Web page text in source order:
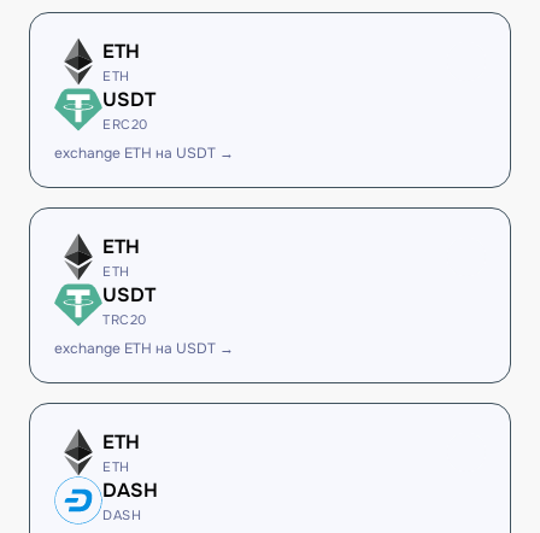
ETH
ETH
USDT
ERC20
exchange ETH на USDT →
ETH
ETH
USDT
TRC20
exchange ETH на USDT →
ETH
ETH
DASH
DASH